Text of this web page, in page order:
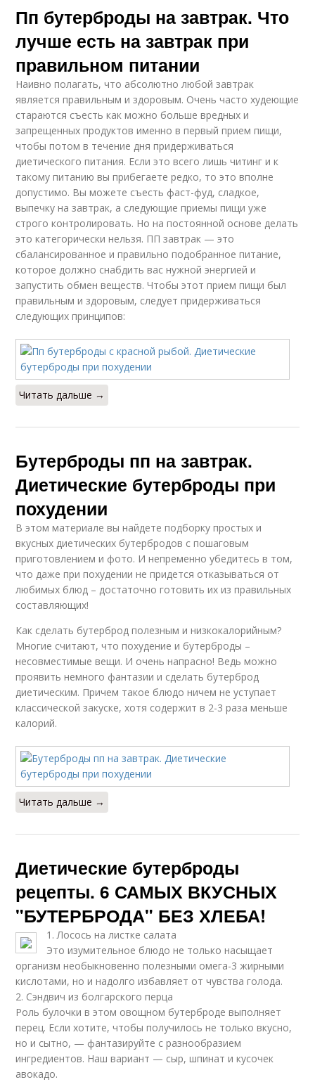
Пп бутерброды на завтрак. Что
лучше есть на завтрак при
правильном питании
Наивно полагать, что абсолютно любой завтрак
является правильным и здоровым. Очень часто худеющие
стараются съесть как можно больше вредных и
запрещенных продуктов именно в первый прием пищи,
чтобы потом в течение дня придерживаться
диетического питания. Если это всего лишь читинг и к
такому питанию вы прибегаете редко, то это вполне
допустимо. Вы можете съесть фаст-фуд, сладкое,
выпечку на завтрак, а следующие приемы пищи уже
строго контролировать. Но на постоянной основе делать
это категорически нельзя. ПП завтрак — это
сбалансированное и правильно подобранное питание,
которое должно снабдить вас нужной энергией и
запустить обмен веществ. Чтобы этот прием пищи был
правильным и здоровым, следует придерживаться
следующих принципов:
Читать дальше →
Бутерброды пп на завтрак.
Диетические бутерброды при
похудении
В этом материале вы найдете подборку простых и
вкусных диетических бутербродов с пошаговым
приготовлением и фото. И непременно убедитесь в том,
что даже при похудении не придется отказываться от
любимых блюд – достаточно готовить их из правильных
составляющих!
Как сделать бутерброд полезным и низкокалорийным?
Многие считают, что похудение и бутерброды –
несовместимые вещи. И очень напрасно! Ведь можно
проявить немного фантазии и сделать бутерброд
диетическим. Причем такое блюдо ничем не уступает
классической закуске, хотя содержит в 2-3 раза меньше
калорий.
Читать дальше →
Диетические бутерброды
рецепты. 6 САМЫХ ВКУСНЫХ
"БУТЕРБРОДА" БЕЗ ХЛЕБА!
1. Лосось на листке салата
Это изумительное блюдо не только насыщает
организм необыкновенно полезными омега-3 жирными
кислотами, но и надолго избавляет от чувства голода.
2. Сэндвич из болгарского перца
Роль булочки в этом овощном бутерброде выполняет
перец. Если хотите, чтобы получилось не только вкусно,
но и сытно, — фантазируйте с разнообразием
ингредиентов. Наш вариант — сыр, шпинат и кусочек
авокадо.